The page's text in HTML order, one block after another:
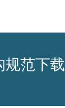
规范下载